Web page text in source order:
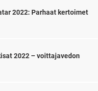
2022: Parhaat kertoimet
2022 – voittajavedon